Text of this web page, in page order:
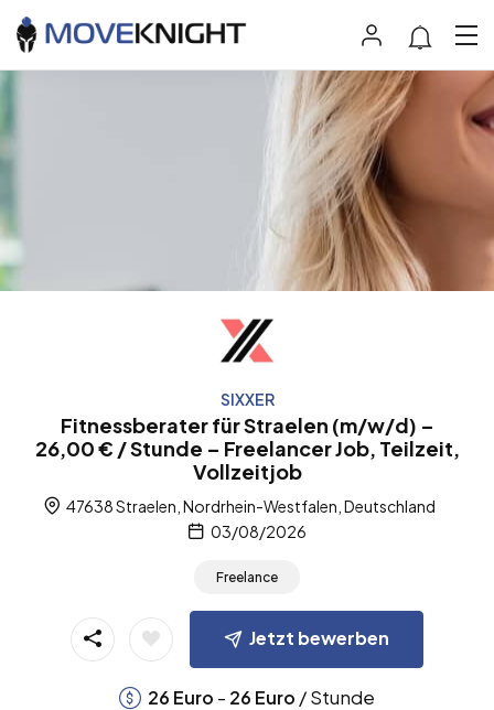
SIXXER
Fitnessberater für Straelen (m/w/d) –
26,00 € / Stunde – Freelancer Job, Teilzeit,
Vollzeitjob
47638 Straelen, Nordrhein-Westfalen, Deutschland
03/08/2026
Freelance
Jetzt bewerben
26 Euro - 26 Euro / Stunde